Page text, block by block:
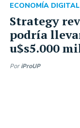
Strategy
podría
u$s5.000
ECONOMÍA
Por iProUP